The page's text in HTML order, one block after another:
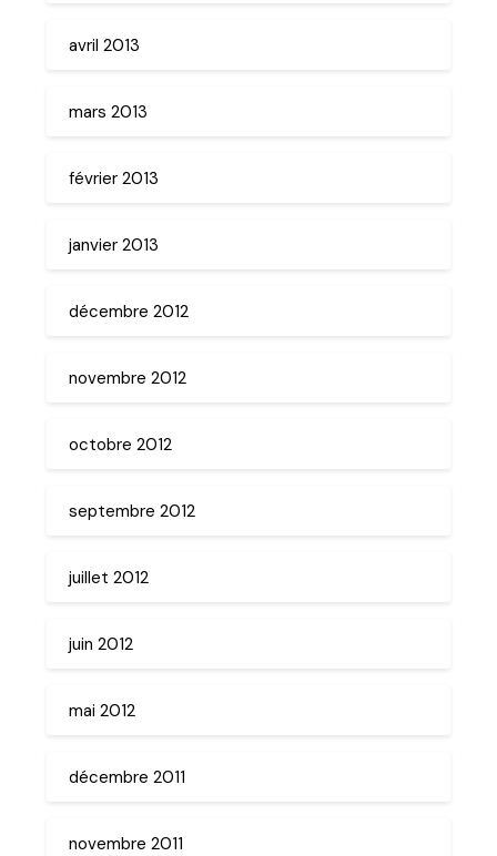
avril 2013
mars 2013
février 2013
janvier 2013
décembre 2012
novembre 2012
octobre 2012
septembre 2012
juillet 2012
juin 2012
mai 2012
décembre 2011
novembre 2011